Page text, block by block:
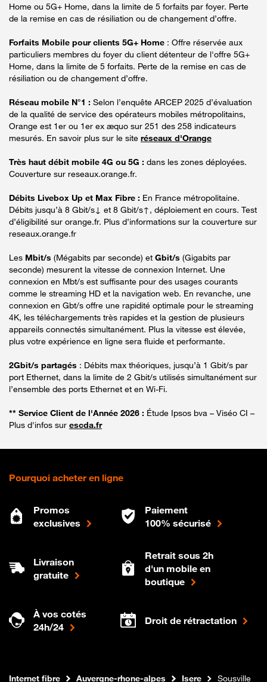
Home ou 5G+ Home, dans la limite de 5 forfaits par foyer. Perte
de la remise en cas de résiliation ou de changement d’offre.
Forfaits Mobile pour clients 5G+ Home : Offre réservée aux
particuliers membres du foyer du client détenteur de l'offre 5G+
Home, dans la limite de 5 forfaits. Perte de la remise en cas de
résiliation ou de changement d’offre.
Réseau mobile N°1 : Selon l’enquête ARCEP 2025 d’évaluation
de la qualité de service des opérateurs mobiles métropolitains,
Orange est 1er ou 1er ex æquo sur 251 des 258 indicateurs
mesurés. En savoir plus sur le site réseaux d'Orange
Très haut débit mobile 4G ou 5G : dans les zones déployées.
Couverture sur reseaux.orange.fr.
Débits Livebox Up et Max Fibre : En France métropolitaine.
Débits jusqu’à 8 Gbit/s↓ et 8 Gbit/s↑, déploiement en cours. Test
d’éligibilité sur orange.fr. Plus d’informations sur la couverture sur
reseaux.orange.fr
Les Mbit/s (Mégabits par seconde) et Gbit/s (Gigabits par
seconde) mesurent la vitesse de connexion Internet. Une
connexion en Mbt/s est suffisante pour des usages courants
comme le streaming HD et la navigation web. En revanche, une
connexion en Gbt/s offre une rapidité optimale pour le streaming
4K, les téléchargements très rapides et la gestion de plusieurs
appareils connectés simultanément. Plus la vitesse est élevée,
plus votre expérience en ligne sera fluide et performante.
2Gbit/s partagés : Débits max théoriques, jusqu’à 1 Gbit/s par
port Ethernet, dans la limite de 2 Gbit/s utilisés simultanément sur
l’ensemble des ports Ethernet et en Wi-Fi.
** Service Client de l'Année 2026 : Étude Ipsos bva – Viséo CI –
Plus d'infos sur escda.fr
Pourquoi acheter en ligne
Promos
exclusives
Paiement
100% sécurisé
Livraison
gratuite
Retrait sous 2h
d'un mobile en
boutique
À vos cotés
24h/24
Droit de rétractation
Boutique Orange
Internet fibre Auvergne-rhone-alpes Isere Sousville